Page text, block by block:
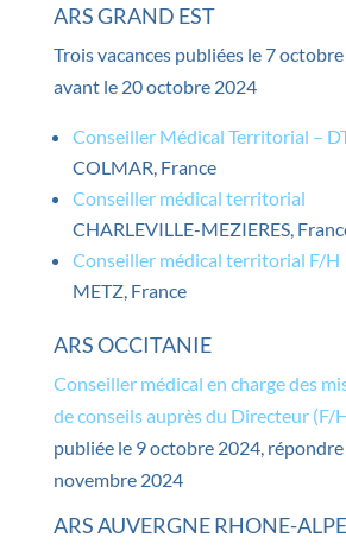
ARS GRAND EST
Trois vacances publiées le 7
avant le 20 octobre 2024
Conseiller Médical Territorial –
COLMAR, France
Conseiller médical territorial
CHARLEVILLE-MEZIERES,
Conseiller médical territorial F/H
METZ, France
ARS OCCITANIE
Conseiller médical en charge des
de conseils auprès du Directeur (F/
publiée le 9 octobre 2024,
novembre 2024
ARS AUVERGNE RHONE-